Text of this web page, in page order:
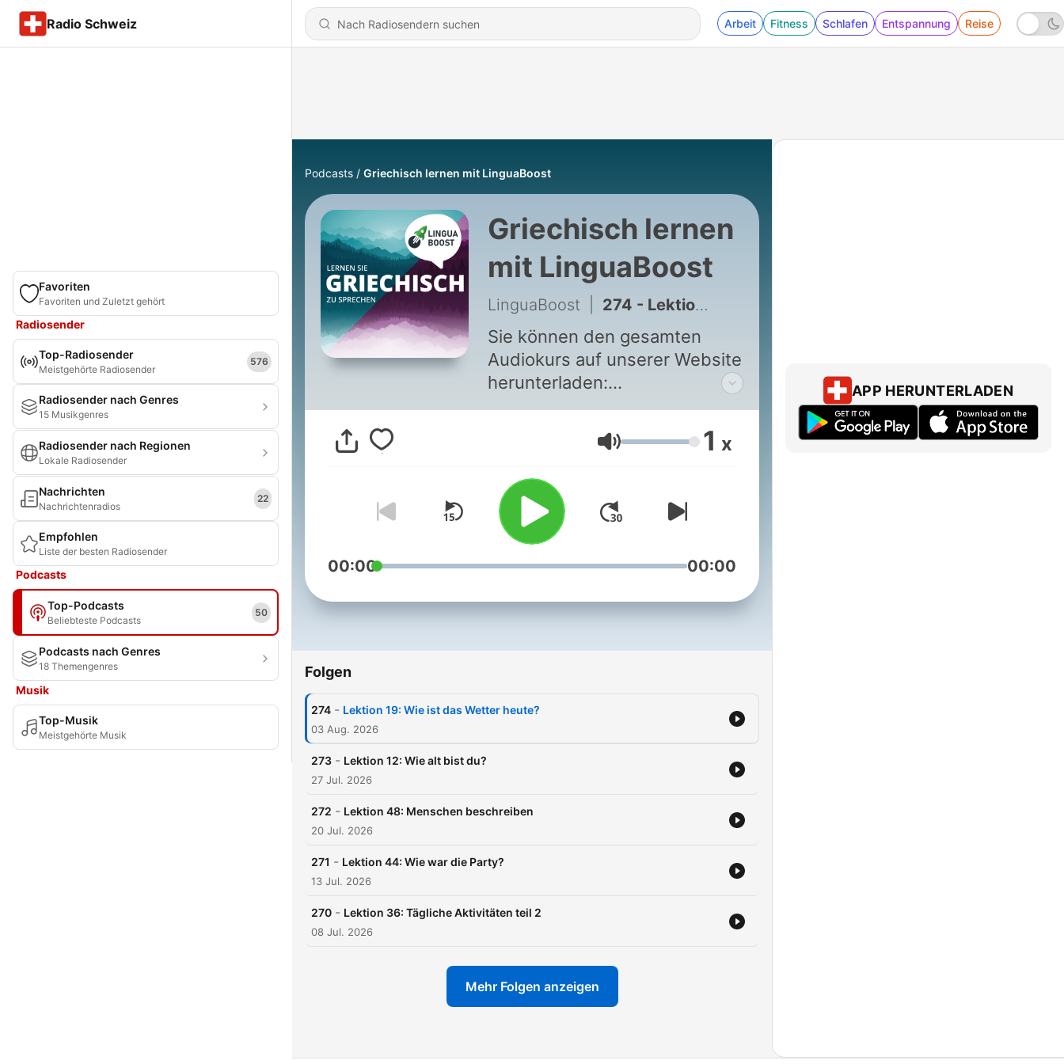
Radio Schweiz Arbeit Fitness Schlafen Entspannung Reise
Favoriten
Favoriten und Zuletzt gehört
Radiosender
Top-Radiosender
Meistgehörte Radiosender
576
Radiosender nach Genres
15 Musikgenres
Radiosender nach Regionen
Lokale Radiosender
Nachrichten
Nachrichtenradios
22
Empfohlen
Liste der besten Radiosender
Podcasts
Top-Podcasts
Beliebteste Podcasts
50
Podcasts nach Genres
18 Themengenres
Musik
Top-Musik
Meistgehörte Musik
Podcasts Griechisch lernen mit LinguaBoost
Griechisch lernen
mit LinguaBoost
LinguaBoost 274 - Lektion 19: Wie ist das Wetter heute?
Sie können den gesamten
Audiokurs auf unserer Website
herunterladen:
www.linguaboost.com
LinguaBoost Griechisch ist ein
Audio-Kurs für Anfänger oder
für alle, die sich schwer tun,
fließend Griechisch zu
sprechen. Jede Lektion enthält
nützliche alltägliche
Ausdrücke, die sich auf ein
Lautstärke 1 x
00:00 00:00
Folgen
274 - Lektion 19: Wie ist das Wetter heute?
03 Aug. 2026
273 - Lektion 12: Wie alt bist du?
27 Jul. 2026
272 - Lektion 48: Menschen beschreiben
20 Jul. 2026
271 - Lektion 44: Wie war die Party?
13 Jul. 2026
270 - Lektion 36: Tägliche Aktivitäten teil 2
08 Jul. 2026
Mehr Folgen anzeigen
APP HERUNTERLADEN